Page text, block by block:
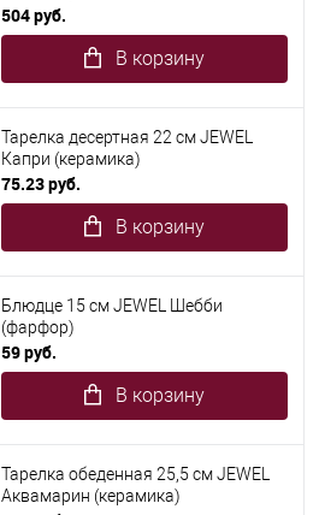
керамика)
504 руб.
В корзину
Тарелка десертная 22 см JEWEL
Капри (керамика)
75.23 руб.
В корзину
Блюдце 15 см JEWEL Шебби
(фарфор)
59 руб.
В корзину
Тарелка обеденная 25,5 см JEWEL
Аквамарин (керамика)